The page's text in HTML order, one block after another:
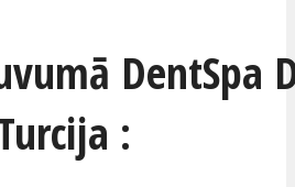
DentSpa
: